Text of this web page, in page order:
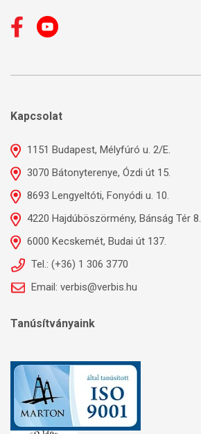
Kapcsolat
1151 Budapest, Mélyfúró u. 2/E.
3070 Bátonyterenye, Ózdi út 15.
8693 Lengyeltóti, Fonyódi u. 10.
4220 Hajdúböszörmény, Bánság Tér 8.
6000 Kecskemét, Budai út 137.
Tel.: (+36) 1 306 3770
Email: verbis@verbis.hu
Tanúsítványaink